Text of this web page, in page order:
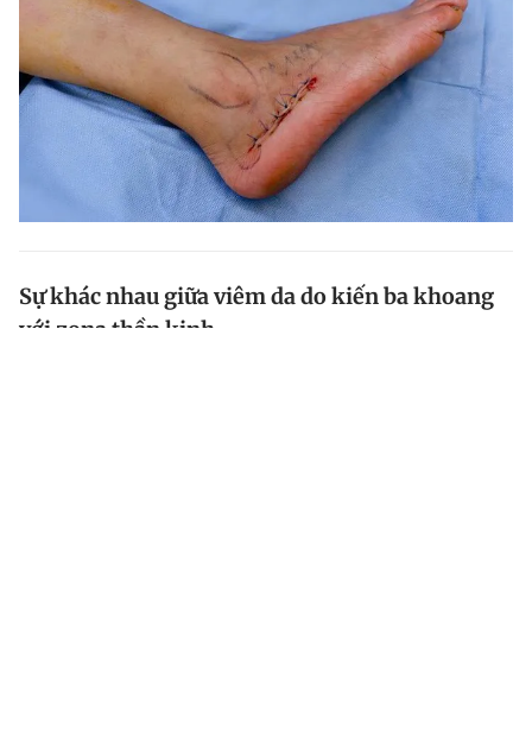
Sự khác nhau giữa viêm da do kiến ba khoang
với zona thần kinh